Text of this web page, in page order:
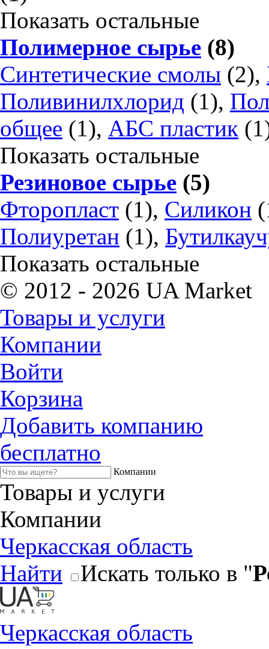
Показать остальные
Полимерное сырье (8)
Синтетические смолы (2),
Поливинилхлорид (1),
общее (1), АБС пластик
Показать остальные
Резиновое сырье (5)
Фторопласт (1), Силикон
Полиуретан (1),
Показать остальные
© 2012 - 2026 UA Market
Товары и услуги
Компании
Войти
Корзина
Добавить компанию
бесплатно
Компании
Товары и услуги
Компании
Черкасская область
Найти
Искать только в "
Черкасская область